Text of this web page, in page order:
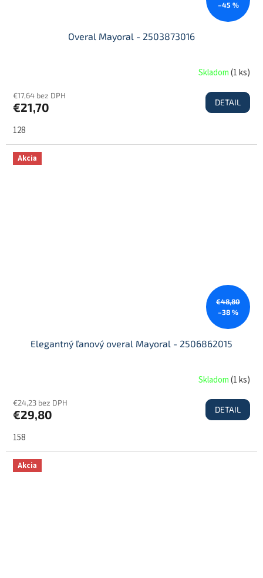
–45 %
Overal Mayoral - 2503873016
Skladom(1 ks)
€17,64 bez DPH
€21,70 DETAIL
128
Akcia
€48,80
–38 %
Elegantný ľanový overal Mayoral - 2506862015
Skladom(1 ks)
€24,23 bez DPH
€29,80 DETAIL
158
Akcia